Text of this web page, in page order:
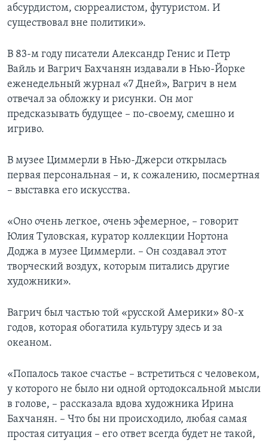
абсурдистом, сюрреалистом, футуристом. И
существовал вне политики».
В 83-м году писатели Александр Генис и Петр
Вайль и Вагрич Бахчанян издавали в Нью-Йорке
еженедельный журнал «7 Дней», Вагрич в нем
отвечал за обложку и рисунки. Он мог
предсказывать будущее – по-своему, смешно и
игриво.
В музее Циммерли в Нью-Джерси открылась
первая персональная – и, к сожалению, посмертная
– выставка его искусства.
«Оно очень легкое, очень эфемерное, – говорит
Юлия Туловская, куратор коллекции Нортона
Доджа в музее Циммерли. – Он создавал этот
творческий воздух, которым питались другие
художники».
Вагрич был частью той «русской Америки» 80-х
годов, которая обогатила культуру здесь и за
океаном.
«Попалось такое счастье – встретиться с человеком,
у которого не было ни одной ортодоксальной мысли
в голове, – рассказала вдова художника Ирина
Бахчанян. – Что бы ни происходило, любая самая
простая ситуация – его ответ всегда будет не такой,